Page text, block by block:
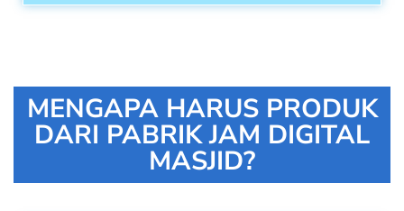
MENGAPA HARUS PRODUK
DARI PABRIK JAM DIGITAL
MASJID?